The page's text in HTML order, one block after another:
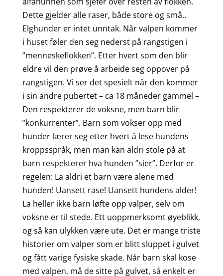
Dette gjelder alle raser, både store og små..
Elghunder er intet unntak. Når valpen kommer
i huset føler den seg nederst på rangstigen i
”menneskeflokken”. Etter hvert som den blir
eldre vil den prøve å arbeide seg oppover på
rangstigen. Vi ser det spesielt når den kommer
i sin andre pubertet – ca 18 måneder gammel –
Den respekterer de voksne, men barn blir
”konkurrenter”. Barn som vokser opp med
hunder lærer seg etter hvert å lese hundens
kroppsspråk, men man kan aldri stole på at
barn respekterer hva hunden ”sier”. Derfor er
regelen: La aldri et barn være alene med
hunden! Uansett rase! Uansett hundens alder!
La heller ikke barn løfte opp valper, selv om
voksne er til stede. Ett uoppmerksomt øyeblikk,
og så kan ulykken være ute. Det er mange triste
historier om valper som er blitt sluppet i gulvet
og fått varige fysiske skade. Når barn skal kose
med valpen, må de sitte på gulvet, så enkelt er